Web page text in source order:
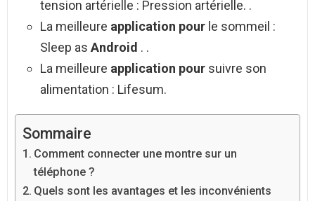
tension artérielle : Pression artérielle. .
La meilleure application pour le sommeil :
Sleep as Android . .
La meilleure application pour suivre son
alimentation : Lifesum.
Sommaire
Comment connecter une montre sur un
téléphone ?
Quels sont les avantages et les inconvénients